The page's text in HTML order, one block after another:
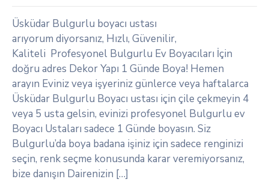
Üsküdar Bulgurlu boyacı ustası
arıyorum diyorsanız, Hızlı, Güvenilir,
Kaliteli Profesyonel Bulgurlu Ev Boyacıları İçin
doğru adres Dekor Yapı 1 Günde Boya! Hemen
arayın Eviniz veya işyeriniz günlerce veya haftalarca
Üsküdar Bulgurlu Boyacı ustası için çile çekmeyin 4
veya 5 usta gelsin, evinizi profesyonel Bulgurlu ev
Boyacı Ustaları sadece 1 Günde boyasın. Siz
Bulgurlu’da boya badana işiniz için sadece renginizi
seçin, renk seçme konusunda karar veremiyorsanız,
bize danışın Dairenizin […]